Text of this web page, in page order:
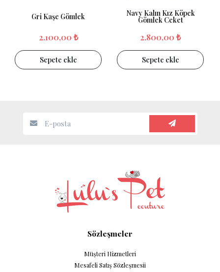
Gri Kaşe Gömlek
2.100,00 ₺
Sepete ekle
Navy Kalın Kız Köpek
Gömlek Ceket
2.800,00 ₺
Sepete ekle
Sözleşmeler
Müşteri Hizmetleri
Mesafeli Satış Sözleşmesii